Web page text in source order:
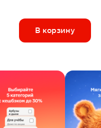
В корзину